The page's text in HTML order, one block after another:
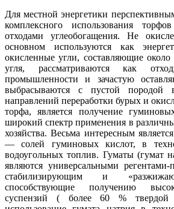
Для местной энергетики
комплексного использования
отходами углеобогащения. Не
основном используются как
окисленные угли, составляющие
угля, рассматриваются как
промышленности и зачастую
выбрасываются с пустой
направлений переработки бурых и
торфа, является получение
широкий спектр применения в
хозяйства. Весьма интересным
— солей гуминовых кислот, в
водоугольных топлив. Гуматы (гумат
являются универсальными регентами-
стабилизирующим и
способствующие получению
суспензий ( более 60 % твердой